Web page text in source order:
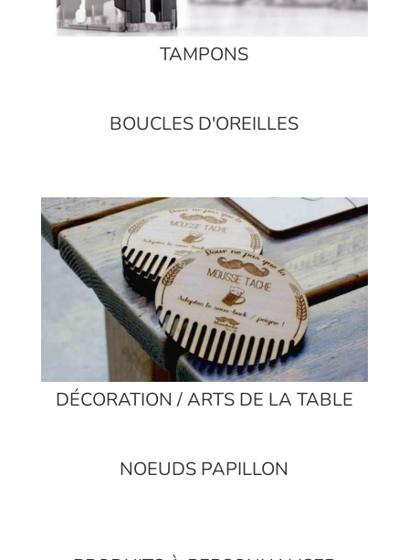
TAMPONS
BOUCLES D'OREILLES
DÉCORATION / ARTS DE LA TABLE
NOEUDS PAPILLON